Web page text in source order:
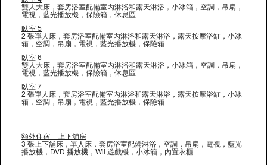
雙人大床，套房浴室配備室內淋浴和露天淋浴，小冰箱，空調，吊扇，
電視，藍光播放機，保險箱，休息區
臥室 5
2 張單人床，套房浴室配備室內淋浴和露天淋浴，露天按摩浴缸，小冰
箱，空調，吊扇，電視，藍光播放機，保險箱
臥室 6
雙人大床，套房浴室配備室內淋浴和露天淋浴，小冰箱，空調，吊扇，
電視，藍光播放機，保險箱，休息區
臥室 7
2 張單人床，套房浴室配備室內淋浴和露天淋浴，露天按摩浴缸，小冰
箱，空調，吊扇，電視，藍光播放機，保險箱
額外住宿 – 上下舖房
3 張上下舖床，單人床，套房浴室配備淋浴，空調，吊扇，電視，藍光
播放機，DVD 播放機，Wii 遊戲機，小冰箱，內置衣櫃